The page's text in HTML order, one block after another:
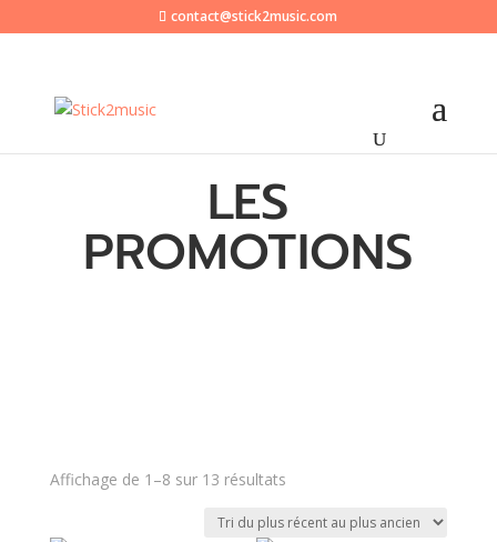
contact@stick2music.com
LES
PROMOTIONS
Affichage de 1–8 sur 13 résultatsTrié
plus